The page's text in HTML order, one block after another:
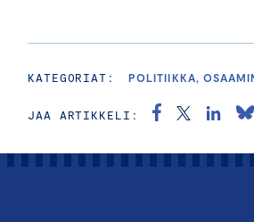
KATEGORIAT: POLITIIKKA,
JAA ARTIKKELI: